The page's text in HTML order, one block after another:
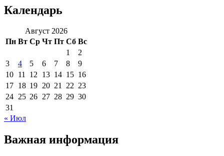
Календарь
Август 2026
Пн Вт Ср Чт Пт Сб Вс
1
2
3
4 5 6 7 8
9
10 11 12 13 14 15 16
17 18 19 20 21 22 23
24 25 26 27 28 29 30
31
« Июл
Важная информация